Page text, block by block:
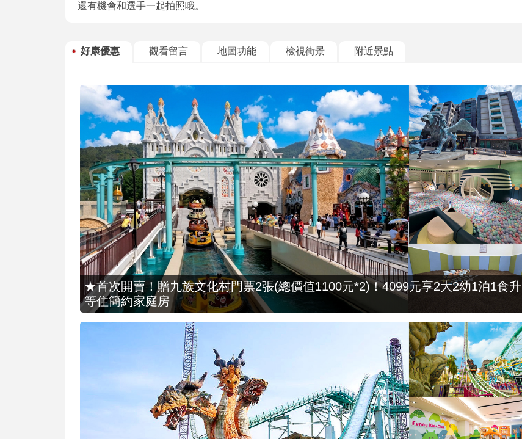
還有機會和選手一起拍照哦。
好康優惠 觀看留言 地圖功能 檢視街景 附近景點
★首次開賣！贈九族文化村門票2張(總價值1100元*2)！4099元享2大2幼1泊1食升
等住簡約家庭房